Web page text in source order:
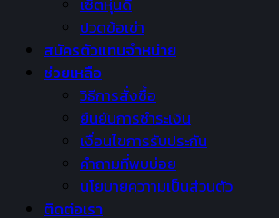
เซ็ตหุ่นดี
ปวดข้อเข่า
สมัครตัวแทนจำหน่าย
ช่วยเหลือ
วิธีการสั่งซื้อ
ยืนยันการชำระเงิน
เงื่อนไขการรับประกัน
คำถามที่พบบ่อย
นโยบายควาามเป็นส่วนตัว
ติดต่อเรา